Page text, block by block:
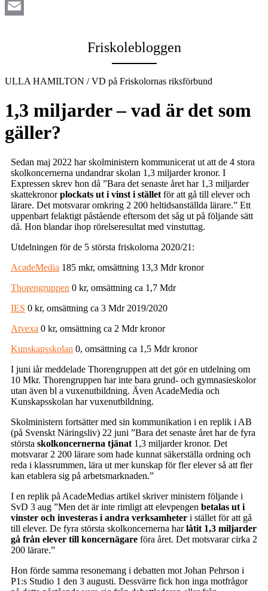
LinkedIn
Friskolebloggen
ULLA HAMILTON / VD på Friskolornas riksförbund
1,3 miljarder – vad är det som
gäller?
Sedan maj 2022 har skolministern kommunicerat ut att de 4 stora
skolkoncernerna undandrar skolan 1,3 miljarder kronor. I
Expressen skrev hon då ”Bara det senaste året har 1,3 miljarder
skattekronorplockats ut i vinst i stället för att gå till elever och
lärare. Det motsvarar omkring 2 200 heltidsanställda lärare.” Ett
uppenbart felaktigt påstående eftersom det såg ut på följande sätt
då. Hon blandar ihop rörelseresultat med vinstuttag.
Utdelningen för de 5 största friskolorna 2020/21:
AcadeMedia 185 mkr, omsättning 13,3 Mdr kronor
Thorengruppen 0 kr, omsättning ca 1,7 Mdr
IES 0 kr, omsättning ca 3 Mdr 2019/2020
Atvexa 0 kr, omsättning ca 2 Mdr kronor
Kunskapsskolan 0, omsättning ca 1,5 Mdr kronor
I juni iår meddelade Thorengruppen att det gör en utdelning om
10 Mkr. Thorengruppen har inte bara grund- och gymnasieskolor
utan även bl a vuxenutbildning. Även AcadeMedia och
Kunskapsskolan har vuxenutbildning.
Skolministern fortsätter med sin kommunikation i en replik i AB
(på Svenskt Näringsliv) 22 juni ”Bara det senaste året har de fyra
största skolkoncernerna tjänat 1,3 miljarder kronor. Det
motsvarar 2 200 lärare som hade kunnat säkerställa ordning och
reda i klassrummen, lära ut mer kunskap för fler elever så att fler
kan etablera sig på arbetsmarknaden.”
I en replik på AcadeMedias artikel skriver ministern följande i
SvD 3 aug ”Men det är inte rimligt att elevpengen betalas ut i
vinster och investeras i andra verksamheter i stället för att gå
till elever. De fyra största skolkoncernerna harlåtit 1,3 miljarder
gå från elever till koncernägare föra året. Det motsvarar cirka 2
200 lärare.”
Hon förde samma resonemang i debatten mot Johan Pehrson i
P1:s Studio 1 den 3 augusti. Dessvärre fick hon inga motfrågor